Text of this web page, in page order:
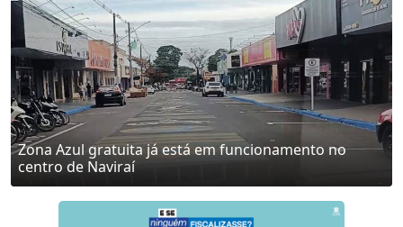
Zona Azul gratuita já está em funcionamento no
centro de Naviraí